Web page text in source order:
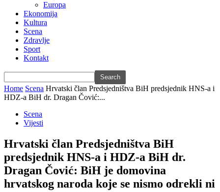
Europa
Ekonomija
Kultura
Scena
Zdravlje
Sport
Kontakt
Home Scena Hrvatski član Predsjedništva BiH predsjednik HNS-a i
HDZ-a BiH dr. Dragan Čović:...
Scena
Vijesti
Hrvatski član Predsjedništva BiH
predsjednik HNS-a i HDZ-a BiH dr.
Dragan Čović: BiH je domovina
hrvatskog naroda koje se nismo odrekli ni